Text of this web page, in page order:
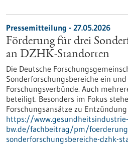
Pressemitteilung - 27.05.2026
Förderung für drei
an DZHK-Standorten
Die Deutsche
Sonderforschungsbereiche ein
Forschungsverbünde. Auch
beteiligt. Besonders im Fokus
Forschungsansätze zu
https://www.gesundheitsindustrie-
bw.de/fachbeitrag/pm/
sonderforschungsbereiche-dzhk-